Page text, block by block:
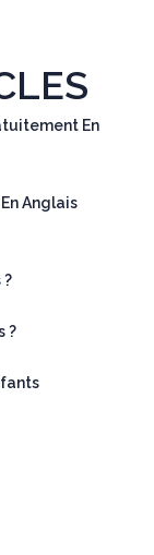
En
Anglais
?